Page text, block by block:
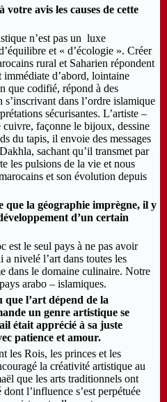
avis les causes de cette
n’est pas un luxe
et « d’écologie ». Créer
rural et Saharien répondent
d’abord, lointaine
que codifié, répond à des
dans l’ordre islamique
sécurisantes. L’artiste –
façonne le bijoux, dessine
du tapis, il envoie des messages
sachant qu’il transmet par
les pulsions de la vie et nous
et son évolution depuis
que la géographie imprègne, il y
d’un certain
est le seul pays à ne pas avoir
nivelé l’art dans toutes les
dans le domaine culinaire. Notre
arabo – islamiques.
l’art dépend de la
un genre artistique se
était apprécié à sa juste
patience et amour.
les Rois, les princes et les
la créativité artistique au
que les arts traditionnels ont
l’influence s’est perpétuée